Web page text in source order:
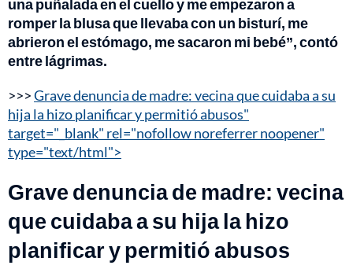
una puñalada en el cuello y me empezaron a
romper la blusa que llevaba con un bisturí, me
abrieron el estómago, me sacaron mi bebé”, contó
entre lágrimas.
>>>Grave denuncia de madre: vecina que cuidaba a su
hija la hizo planificar y permitió abusos"
target="_blank" rel="nofollow noreferrer noopener"
type="text/html">
Grave denuncia de madre: vecina
que cuidaba a su hija la hizo
planificar y permitió abusos